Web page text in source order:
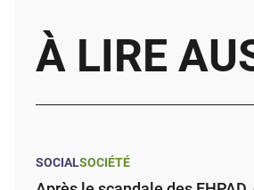
À LIRE
SOCIALSOCIÉTÉ